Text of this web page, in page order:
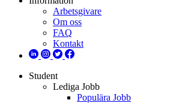
Arbetsgivare
Om oss
FAQ
Kontakt
Student
Lediga Jobb
Populära Jobb